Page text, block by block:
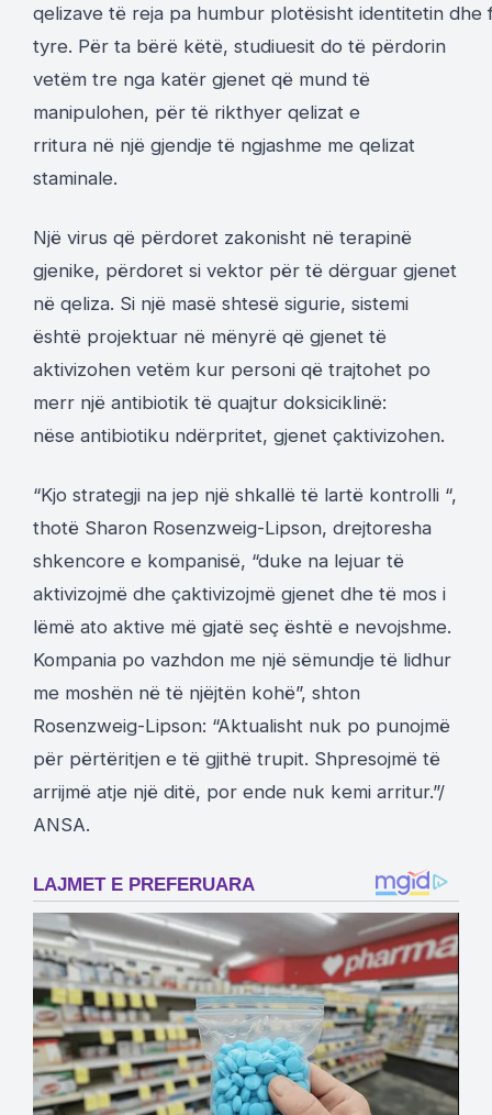
qelizave të reja pa humbur plotësisht identitetin dhe
tyre. Për ta bërë këtë, studiuesit do të përdorin
vetëm tre nga katër gjenet që mund të
manipulohen, për të rikthyer qelizat e
rritura në një gjendje të ngjashme me qelizat
staminale.
Një virus që përdoret zakonisht në terapinë
gjenike, përdoret si vektor për të dërguar gjenet
në qeliza. Si një masë shtesë sigurie, sistemi
është projektuar në mënyrë që gjenet të
aktivizohen vetëm kur personi që trajtohet po
merr një antibiotik të quajtur doksiciklinë:
nëse antibiotiku ndërpritet, gjenet çaktivizohen.
“Kjo strategji na jep një shkallë të lartë kontrolli “,
thotë Sharon Rosenzweig-Lipson, drejtoresha
shkencore e kompanisë, “duke na lejuar të
aktivizojmë dhe çaktivizojmë gjenet dhe të mos i
lëmë ato aktive më gjatë seç është e nevojshme.
Kompania po vazhdon me një sëmundje të lidhur
me moshën në të njëjtën kohë”, shton
Rosenzweig-Lipson: “Aktualisht nuk po punojmë
për përtëritjen e të gjithë trupit. Shpresojmë të
arrijmë atje një ditë, por ende nuk kemi arritur.”/
ANSA.